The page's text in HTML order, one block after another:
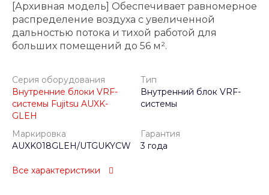
[Архивная модель] Обеспечивает равномерное
распределение воздуха с увеличенной
дальностью потока и тихой работой для
больших помещений до 56 м².
Серия оборудования
Внутренние блоки VRF-
системы Fujitsu AUXK-
GLEH
Тип
Внутренний блок VRF-
системы
Маркировка
AUXK018GLEH/UTGUKYCW
Гарантия
3 года
Все характеристики